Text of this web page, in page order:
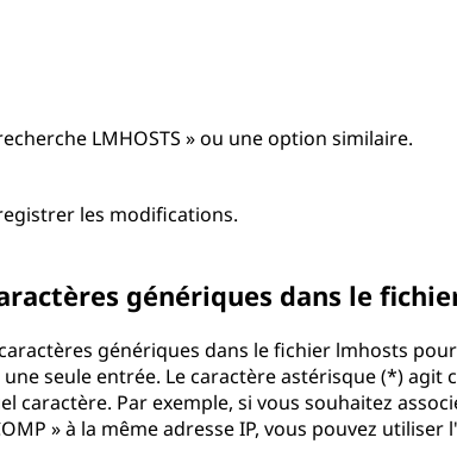
LMHOSTS » ou une option similaire.
les modifications.
génériques dans le
génériques dans le fichier lmhosts
seule entrée. Le caractère astérisque (*) agit
caractère. Par exemple, si vous souhaitez
» à la même adresse IP, vous pouvez utiliser